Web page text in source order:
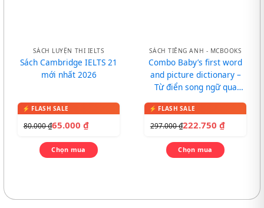
SÁCH LUYỆN THI IELTS
Sách Cambridge IELTS 21
mới nhất 2026
80.000₫65.000 ₫
Chọn mua
SÁCH TIẾNG ANH - MCBOOKS
Combo Baby’s first word
and picture dictionary –
Từ điển song ngữ qua
297.000₫222.750 ₫
Chọn mua